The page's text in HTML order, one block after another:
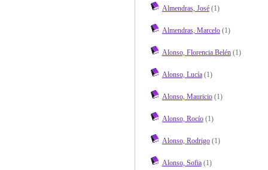
Almendras, José(1)
Almendras, Marcelo(1)
Alonso, Florencia Belén(1)
Alonso, Lucía(1)
Alonso, Mauricio(1)
Alonso, Rocío(1)
Alonso, Rodrigo(1)
Alonso, Sofia(1)